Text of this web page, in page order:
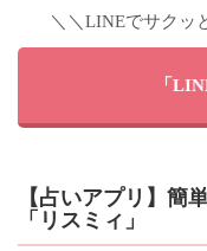
＼＼LINEでサクッ
「
【占いアプリ】簡
「リスミィ」